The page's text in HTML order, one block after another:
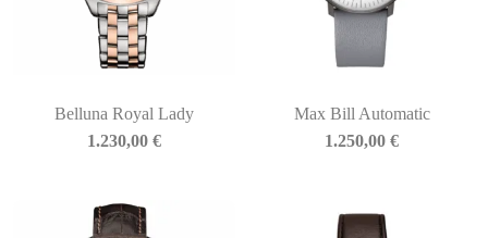
Belluna Royal Lady
1.230,00 €
Max Bill Automatic
1.250,00€